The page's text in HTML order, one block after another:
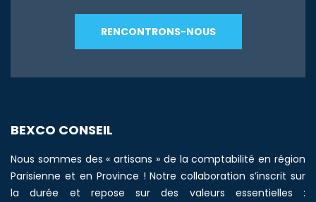
RENCONTRONS-NOUS
BEXCO CONSEIL
Nous sommes des « artisans » de la comptabilité en région
Parisienne et en Province ! Notre collaboration s’inscrit sur
la durée et repose sur des valeurs essentielles :